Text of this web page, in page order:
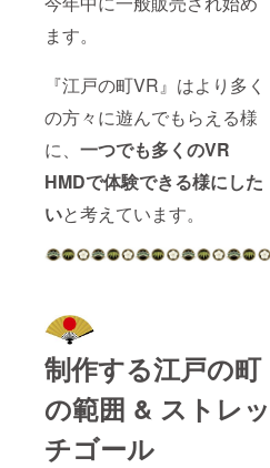
ます。
『江戸の町VR』はより多く
の方々に遊んでもらえる様
に、 一つでも多くのVR
HMDで体験できる様にした
いと考えています。
制作する江戸の町
の範囲 & ストレッ
チゴール